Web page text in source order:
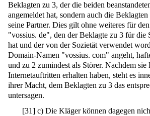
Beklagten zu 3, der die beiden
angemeldet hat, sondern auch die
seine Partner. Dies gilt ohne weiteres für
"vossius. de", den der Beklagte zu 3 für die
hat und der von der Sozietät verwendet
Domain-Namen "vossius. com" angeht,
und zu 2 zumindest als Störer. Nachdem
Internetauftritten erhalten haben, steht es
ihrer Macht, dem Beklagten zu 3 das
untersagen.
[31] c) Die Kläger können dagegen